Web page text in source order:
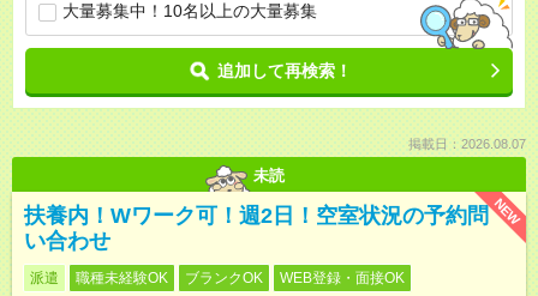
大量募集中！10名以上の大量募集
追加して再検索！
掲載日：2026.08.07
未読
NEW
扶養内！Wワーク可！週2日！空室状況の予約問
い合わせ
派遣 職種未経験OK ブランクOK WEB登録・面接OK